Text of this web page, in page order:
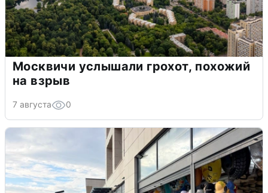
Москвичи услышали грохот, похожий
на взрыв
7 августа 0